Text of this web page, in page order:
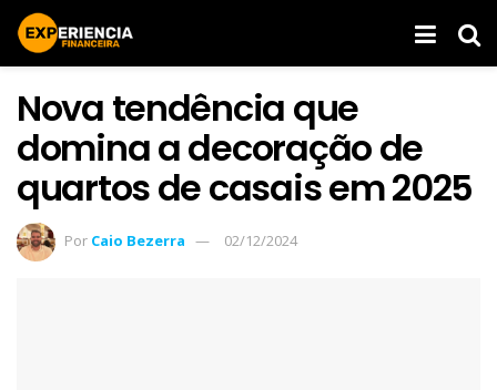
Nova tendência que
domina a decoração de
quartos de casais em 2025
Por Caio Bezerra 02/12/2024